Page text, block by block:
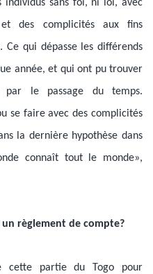
individus sans foi, ni loi, avec
et des complicités aux fins
Ce qui dépasse les différends
année, et qui ont pu trouver
par le passage du temps.
se faire avec des complicités
la dernière hypothèse dans
connaît tout le monde»,
règlement de compte?
cette partie du Togo pour